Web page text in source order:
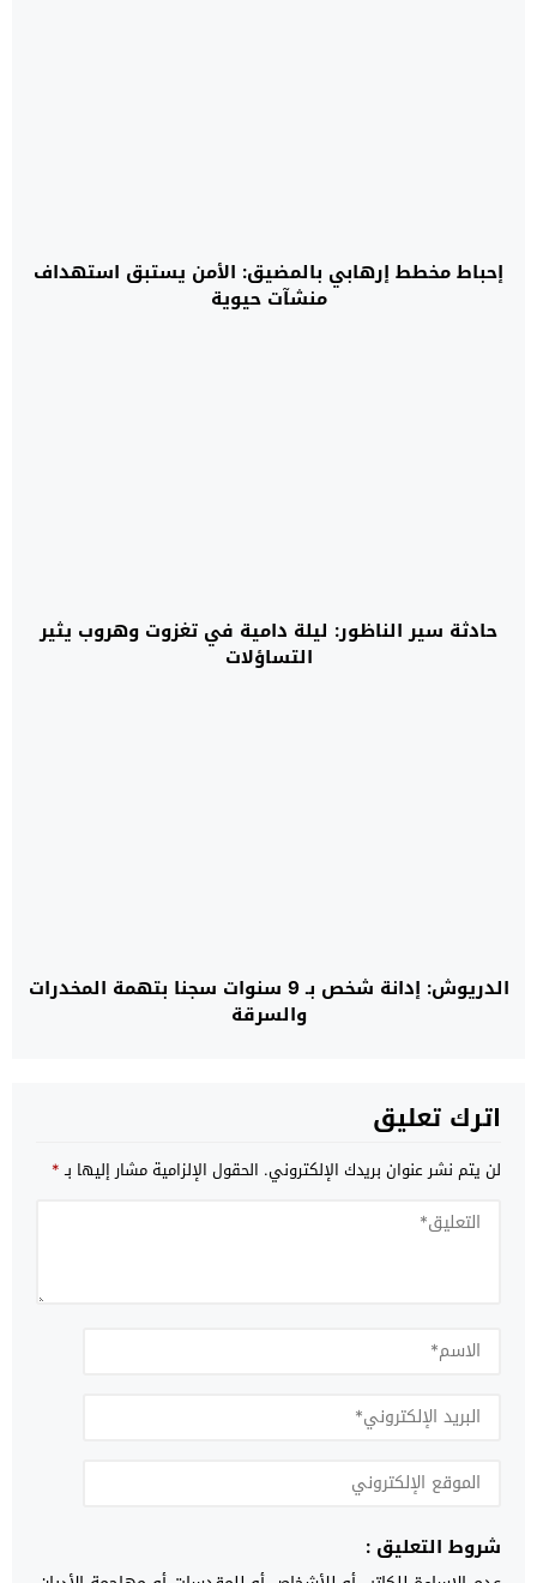
إحباط مخطط إرهابي بالمضيق: الأمن يستبق استهداف
منشآت حيوية
حادثة سير الناظور: ليلة دامية في تغزوت وهروب يثير
التساؤلات
الدريوش: إدانة شخص بـ 9 سنوات سجنا بتهمة المخدرات
والسرقة
اترك تعليق
لن يتم نشر عنوان بريدك الإلكتروني. الحقول الإلزامية مشار إليها بـ*
شروط التعليق :